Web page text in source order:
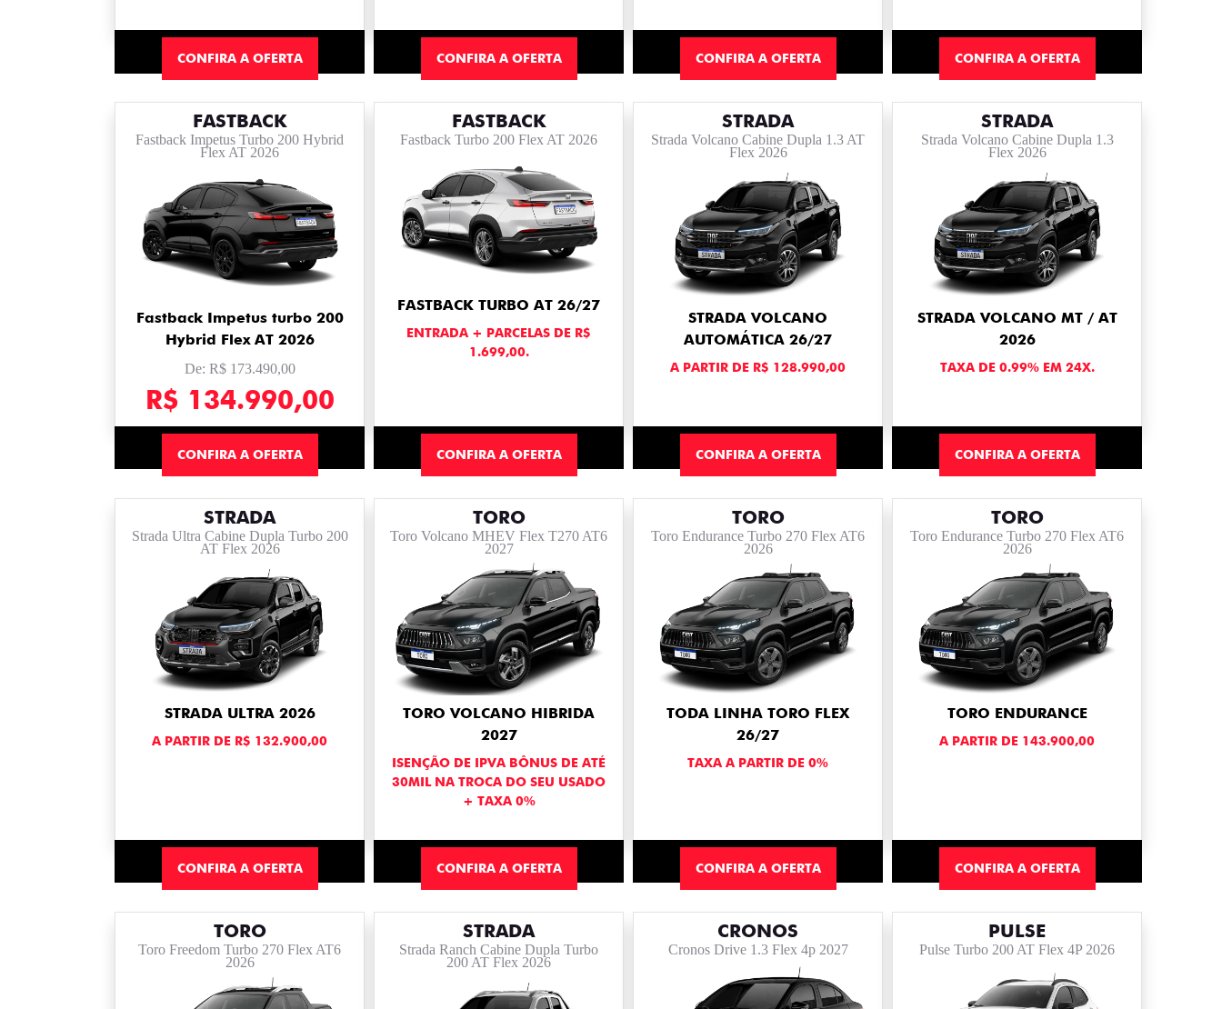
CONFIRA A OFERTA CONFIRA A OFERTA CONFIRA A OFERTA CONFIRA A OFERTA
FASTBACK
Fastback Impetus Turbo 200 Hybrid
Flex AT 2026
Fastback Impetus turbo 200
Hybrid Flex AT 2026
De: R$ 173.490,00
R$ 134.990,00
CONFIRA A OFERTA
FASTBACK
Fastback Turbo 200 Flex AT 2026
FASTBACK TURBO AT 26/27
ENTRADA + PARCELAS DE R$
1.699,00.
CONFIRA A OFERTA
STRADA
Strada Volcano Cabine Dupla 1.3 AT
Flex 2026
STRADA VOLCANO
AUTOMÁTICA 26/27
A PARTIR DE R$ 128.990,00
CONFIRA A OFERTA
STRADA
Strada Volcano Cabine Dupla 1.3
Flex 2026
STRADA VOLCANO MT / AT
2026
TAXA DE 0.99% EM 24X.
CONFIRA A OFERTA
STRADA
Strada Ultra Cabine Dupla Turbo 200
AT Flex 2026
STRADA ULTRA 2026
A PARTIR DE R$ 132.900,00
CONFIRA A OFERTA
TORO
Toro Volcano MHEV Flex T270 AT6
2027
TORO VOLCANO HIBRIDA
2027
ISENÇÃO DE IPVA BÔNUS DE ATÉ
30MIL NA TROCA DO SEU USADO
+ TAXA 0%
CONFIRA A OFERTA
TORO
Toro Endurance Turbo 270 Flex AT6
2026
TODA LINHA TORO FLEX
26/27
TAXA A PARTIR DE 0%
CONFIRA A OFERTA
TORO
Toro Endurance Turbo 270 Flex AT6
2026
TORO ENDURANCE
A PARTIR DE 143.900,00
CONFIRA A OFERTA
TORO
Toro Freedom Turbo 270 Flex AT6
2026
STRADA
Strada Ranch Cabine Dupla Turbo
200 AT Flex 2026
CRONOS
Cronos Drive 1.3 Flex 4p 2027
PULSE
Pulse Turbo 200 AT Flex 4P 2026